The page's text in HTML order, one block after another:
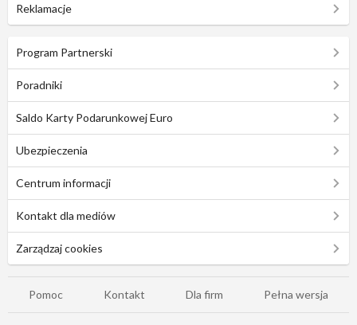
Reklamacje
Program Partnerski
Poradniki
Saldo Karty Podarunkowej Euro
Ubezpieczenia
Centrum informacji
Kontakt dla mediów
Zarządzaj cookies
Pomoc Kontakt Dla firm Pełna wersja